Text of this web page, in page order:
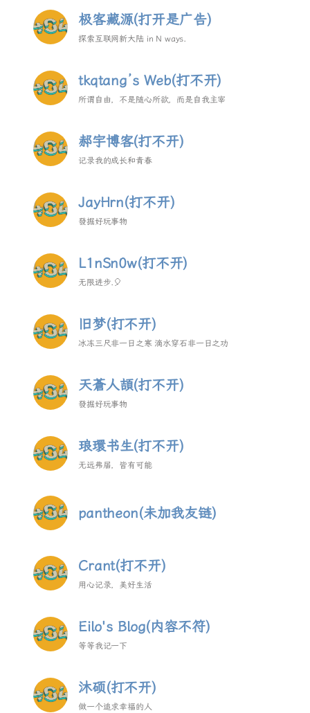
极客藏源(打开是广告)
探索互联网新大陆 in N ways.
tkqtang’s Web(打不开)
所谓自由，不是随心所欲，而是自我主宰
郝宇博客(打不开)
记录我的成长和青春
JayHrn(打不开)
發掘好玩事物
L1nSn0w(打不开)
无限进步.🎈
旧梦(打不开)
冰冻三尺非一日之寒 滴水穿石非一日之功
天蒼人頡(打不开)
發掘好玩事物
琅環书生(打不开)
无远弗届，皆有可能
pantheon(未加我友链)
Crant(打不开)
用心记录，美好生活
Eilo's Blog(内容不符)
等等我记一下
沐硕(打不开)
做一个追求幸福的人